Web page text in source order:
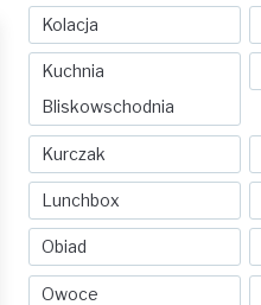
Kolacja
Kuchnia
Bliskowschodnia
Kurczak
Lunchbox
Obiad
Owoce